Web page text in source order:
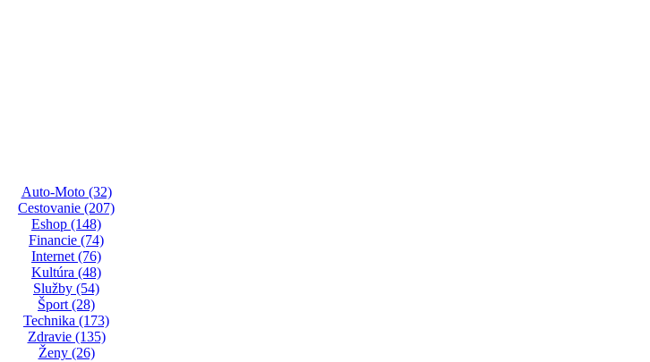
Auto-Moto (32)
Cestovanie (207)
Eshop (148)
Financie (74)
Internet (76)
Kultúra (48)
Služby (54)
Šport (28)
Technika (173)
Zdravie (135)
Ženy (26)